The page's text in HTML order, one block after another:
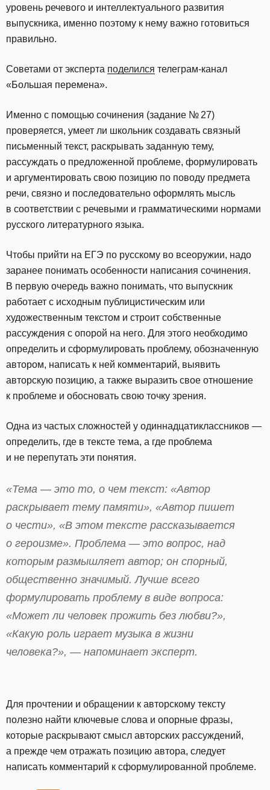
уровень речевого и интеллектуального развития
выпускника, именно поэтому к нему важно готовиться
правильно.
Советами от эксперта поделился телеграм-канал
«Большая перемена».
Именно с помощью сочинения (задание № 27)
проверяется, умеет ли школьник создавать связный
письменный текст, раскрывать заданную тему,
рассуждать о предложенной проблеме, формулировать
и аргументировать свою позицию по поводу предмета
речи, связно и последовательно оформлять мысль
в соответствии с речевыми и грамматическими нормами
русского литературного языка.
Чтобы прийти на ЕГЭ по русскому во всеоружии, надо
заранее понимать особенности написания сочинения.
В первую очередь важно понимать, что выпускник
работает с исходным публицистическим или
художественным текстом и строит собственные
рассуждения с опорой на него. Для этого необходимо
определить и сформулировать проблему, обозначенную
автором, написать к ней комментарий, выявить
авторскую позицию, а также выразить свое отношение
к проблеме и обосновать свою точку зрения.
Одна из частых сложностей у одиннадцатиклассников —
определить, где в тексте тема, а где проблема
и не перепутать эти понятия.
«Тема — это то, о чем текст: «Автор
раскрывает тему памяти», «Автор пишет
о чести», «В этом тексте рассказывается
о героизме». Проблема — это вопрос, над
которым размышляет автор; он спорный,
общественно значимый. Лучше всего
формулировать проблему в виде вопроса:
«Может ли человек прожить без любви?»,
«Какую роль играет музыка в жизни
человека?», — напоминает эксперт.
Для прочтении и обращении к авторскому тексту
полезно найти ключевые слова и опорные фразы,
которые раскрывают смысл авторских рассуждений,
а прежде чем отражать позицию автора, следует
написать комментарий к сформулированной проблеме.